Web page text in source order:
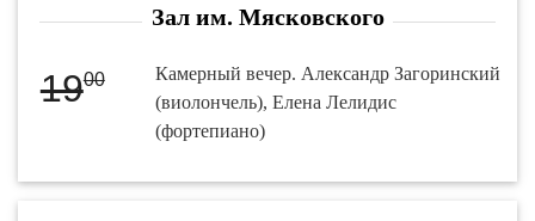
Зал им. Мясковского
1900
Камерный вечер. Александр Загоринский
(виолончель), Елена Лелидис
(фортепиано)